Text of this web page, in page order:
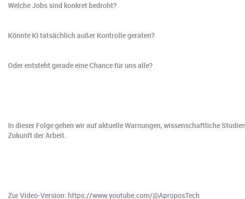
Welche Jobs sind konkret bedroht?
Könnte KI tatsächlich außer Kontrolle geraten?
Oder entsteht gerade eine Chance für uns alle?
In dieser Folge gehen wir auf aktuelle Warnungen, wissenschaftliche
Zukunft der Arbeit.
Zur Video-Version: https://www.youtube.com/@AproposTech